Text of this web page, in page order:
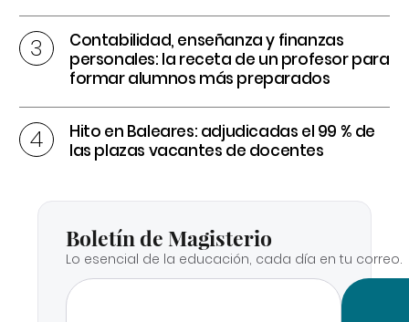
Contabilidad, enseñanza y finanzas
personales: la receta de un profesor para
formar alumnos más preparados
Hito en Baleares: adjudicadas el 99 % de
las plazas vacantes de docentes
Boletín de Magisterio
Lo esencial de la educación, cada día en tu correo.